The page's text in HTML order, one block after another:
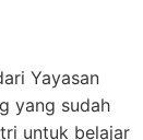
Yayasan
yang sudah
untuk belajar